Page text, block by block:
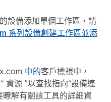
設備添加單個工作區，請
系列設備創建工作區並添
中的客戶檢視中，
資源 ”以查找指向“設備連
解有關該工具的詳細資